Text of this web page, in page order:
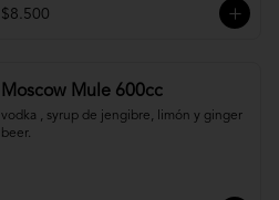
$8.500
Moscow Mule 600cc
vodka , syrup de jengibre, limón y ginger
beer.